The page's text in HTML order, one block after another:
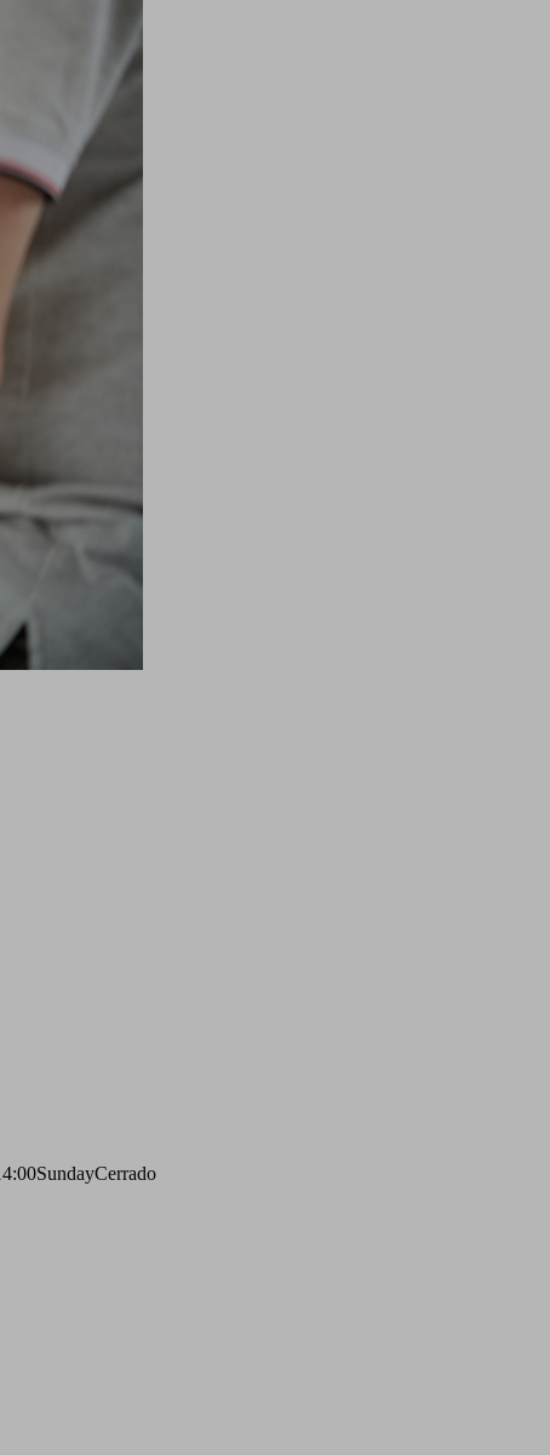
SundayCerrado